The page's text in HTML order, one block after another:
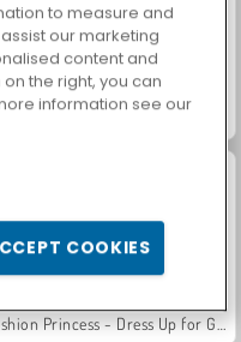
Fashion Princess - Dress Up for Girls
to measure and
our marketing
content and
the right, you can
information see our
COOKIES